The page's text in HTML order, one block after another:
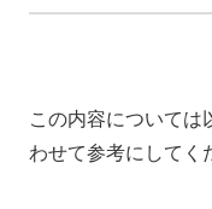
この内容については
わせて参考にしてく